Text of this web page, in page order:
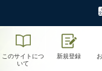
このサイトにつ
いて
新規登録